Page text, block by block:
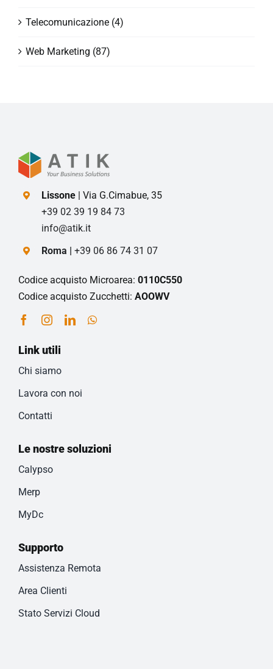
Telecomunicazione (4)
Web Marketing (87)
Lissone | Via G.Cimabue, 35
+39 02 39 19 84 73
info@atik.it
Roma | +39 06 86 74 31 07
Codice acquisto Microarea: 0110C550
Codice acquisto Zucchetti: AOOWV
Link utili
Chi siamo
Lavora con noi
Contatti
Le nostre soluzioni
Calypso
Merp
MyDc
Supporto
Assistenza Remota
Area Clienti
Stato Servizi Cloud